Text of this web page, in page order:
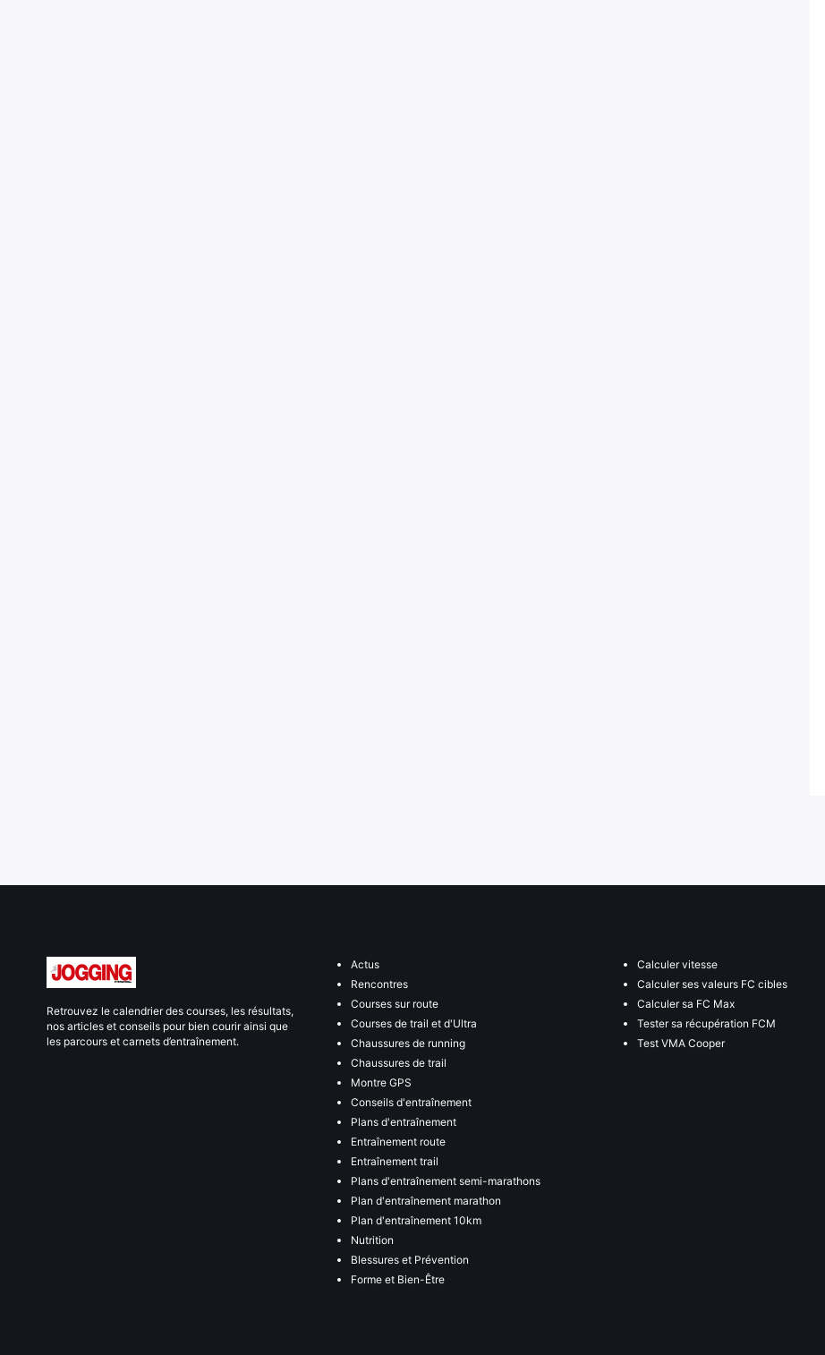
Retrouvez le calendrier des courses, les résultats,
nos articles et conseils pour bien courir ainsi que
les parcours et carnets d’entraînement.
Actus
Rencontres
Courses sur route
Courses de trail et d'Ultra
Chaussures de running
Chaussures de trail
Montre GPS
Conseils d'entraînement
Plans d'entraînement
Entraînement route
Entraînement trail
Plans d'entraînement semi-marathons
Plan d'entraînement marathon
Plan d'entraînement 10km
Nutrition
Blessures et Prévention
Forme et Bien-Être
Calculer vitesse
Calculer ses valeurs FC cibles
Calculer sa FC Max
Tester sa récupération FCM
Test VMA Cooper